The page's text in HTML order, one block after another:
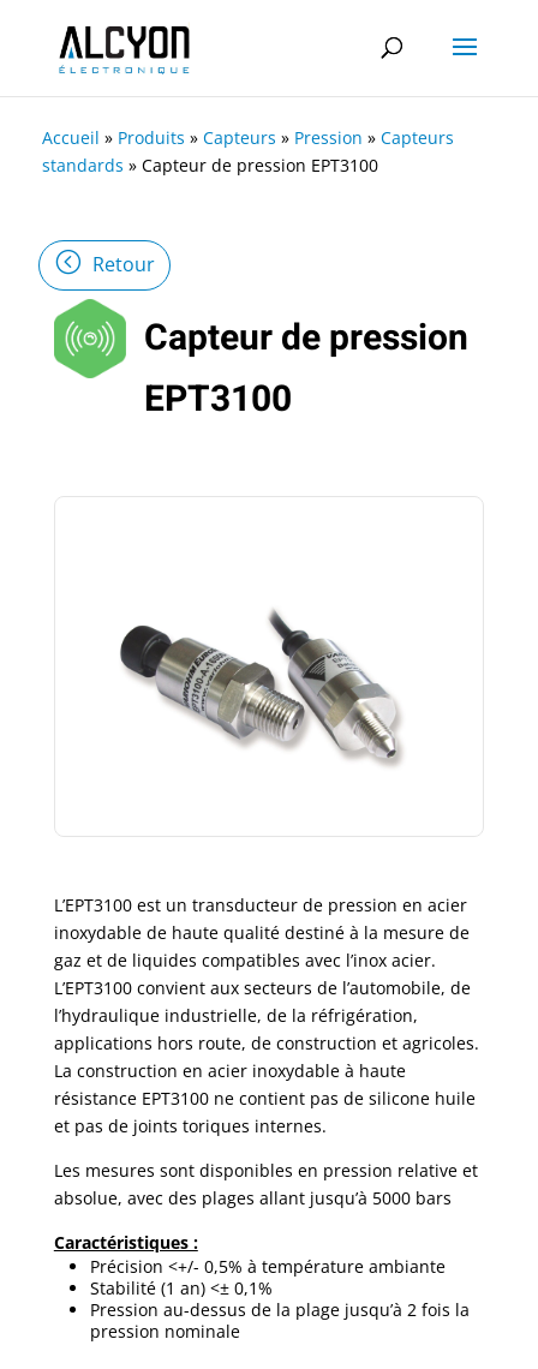
Accueil » Produits » Capteurs » Pression » Capteurs
standards » Capteur de pression EPT3100
Retour
Capteur de pression
EPT3100
L’EPT3100 est un transducteur de pression en acier
inoxydable de haute qualité destiné à la mesure de
gaz et de liquides compatibles avec l’inox acier.
L’EPT3100 convient aux secteurs de l’automobile, de
l’hydraulique industrielle, de la réfrigération,
applications hors route, de construction et agricoles.
La construction en acier inoxydable à haute
résistance EPT3100 ne contient pas de silicone huile
et pas de joints toriques internes.
Les mesures sont disponibles en pression relative et
absolue, avec des plages allant jusqu’à 5000 bars
Caractéristiques :
Précision <+/- 0,5% à température ambiante
Stabilité (1 an) <± 0,1%
Pression au-dessus de la plage jusqu’à 2 fois la
pression nominale